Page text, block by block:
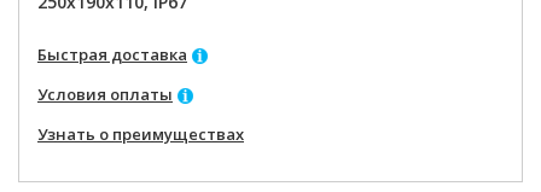
Быстрая доставка
Условия оплаты
Узнать о преимуществах